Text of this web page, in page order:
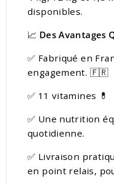
disponibles.
📈 Des Avantages
✅ Fabriqué en
engagement. 🇫🇷
✅ 11 vitamines 💊
✅ Une nutrition
quotidienne.
✅ Livraison
en point relais,